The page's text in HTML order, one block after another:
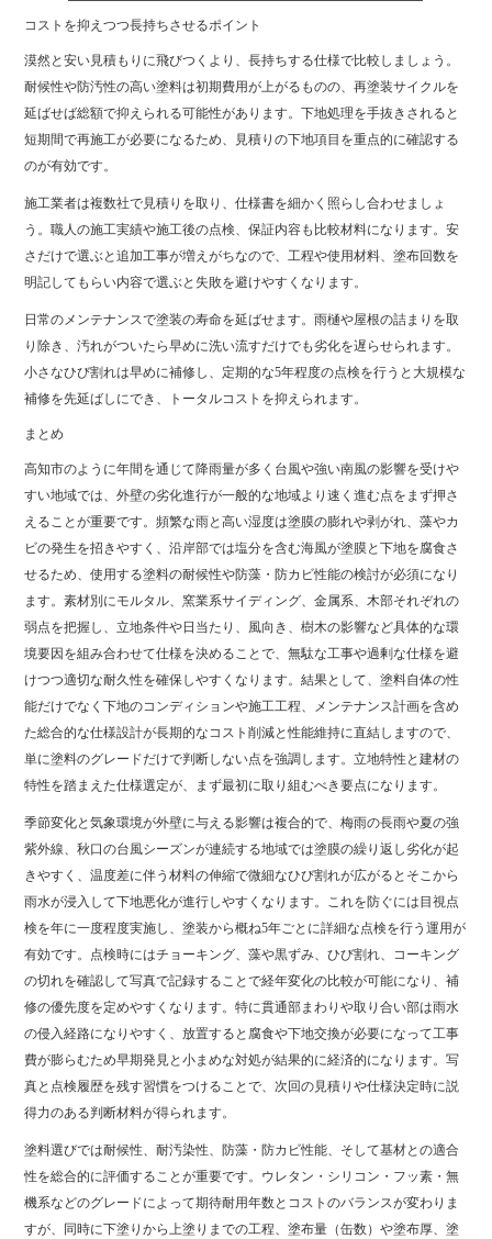
コストを抑えつつ長持ちさせるポイント
漠然と安い見積もりに飛びつくより、長持ちする仕様で比較しましょう。
耐候性や防汚性の高い塗料は初期費用が上がるものの、再塗装サイクルを
延ばせば総額で抑えられる可能性があります。下地処理を手抜きされると
短期間で再施工が必要になるため、見積りの下地項目を重点的に確認する
のが有効です。
施工業者は複数社で見積りを取り、仕様書を細かく照らし合わせましょ
う。職人の施工実績や施工後の点検、保証内容も比較材料になります。安
さだけで選ぶと追加工事が増えがちなので、工程や使用材料、塗布回数を
明記してもらい内容で選ぶと失敗を避けやすくなります。
日常のメンテナンスで塗装の寿命を延ばせます。雨樋や屋根の詰まりを取
り除き、汚れがついたら早めに洗い流すだけでも劣化を遅らせられます。
小さなひび割れは早めに補修し、定期的な5年程度の点検を行うと大規模な
補修を先延ばしにでき、トータルコストを抑えられます。
まとめ
高知市のように年間を通じて降雨量が多く台風や強い南風の影響を受けや
すい地域では、外壁の劣化進行が一般的な地域より速く進む点をまず押さ
えることが重要です。頻繁な雨と高い湿度は塗膜の膨れや剥がれ、藻やカ
ビの発生を招きやすく、沿岸部では塩分を含む海風が塗膜と下地を腐食さ
せるため、使用する塗料の耐候性や防藻・防カビ性能の検討が必須になり
ます。素材別にモルタル、窯業系サイディング、金属系、木部それぞれの
弱点を把握し、立地条件や日当たり、風向き、樹木の影響など具体的な環
境要因を組み合わせて仕様を決めることで、無駄な工事や過剰な仕様を避
けつつ適切な耐久性を確保しやすくなります。結果として、塗料自体の性
能だけでなく下地のコンディションや施工工程、メンテナンス計画を含め
た総合的な仕様設計が長期的なコスト削減と性能維持に直結しますので、
単に塗料のグレードだけで判断しない点を強調します。立地特性と建材の
特性を踏まえた仕様選定が、まず最初に取り組むべき要点になります。
季節変化と気象環境が外壁に与える影響は複合的で、梅雨の長雨や夏の強
紫外線、秋口の台風シーズンが連続する地域では塗膜の繰り返し劣化が起
きやすく、温度差に伴う材料の伸縮で微細なひび割れが広がるとそこから
雨水が浸入して下地悪化が進行しやすくなります。これを防ぐには目視点
検を年に一度程度実施し、塗装から概ね5年ごとに詳細な点検を行う運用が
有効です。点検時にはチョーキング、藻や黒ずみ、ひび割れ、コーキング
の切れを確認して写真で記録することで経年変化の比較が可能になり、補
修の優先度を定めやすくなります。特に貫通部まわりや取り合い部は雨水
の侵入経路になりやすく、放置すると腐食や下地交換が必要になって工事
費が膨らむため早期発見と小まめな対処が結果的に経済的になります。写
真と点検履歴を残す習慣をつけることで、次回の見積りや仕様決定時に説
得力のある判断材料が得られます。
塗料選びでは耐候性、耐汚染性、防藻・防カビ性能、そして基材との適合
性を総合的に評価することが重要です。ウレタン・シリコン・フッ素・無
機系などのグレードによって期待耐用年数とコストのバランスが変わりま
すが、同時に下塗りから上塗りまでの工程、塗布量（缶数）や塗布厚、塗